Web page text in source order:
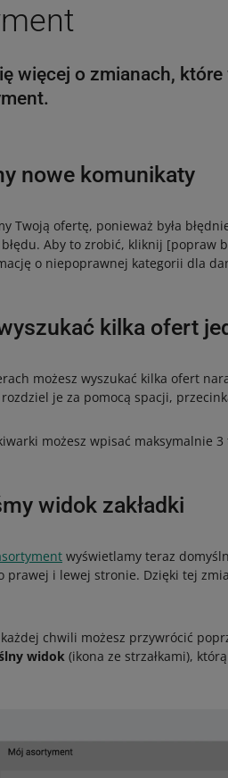
więcej o zmianach,
nowe komunikaty
Twoją ofertę, ponieważ była
błędu. Aby to zrobić, kliknij [popraw
o niepoprawnej kategorii dla
kilka ofert
możesz wyszukać kilka ofert
je za pomocą spacji,
możesz wpisać maksymalnie 3
widok zakładki
wyświetlamy teraz
prawej i lewej stronie. Dzięki tej
każdej chwili możesz przywrócić
widok (ikona ze strzałkami),